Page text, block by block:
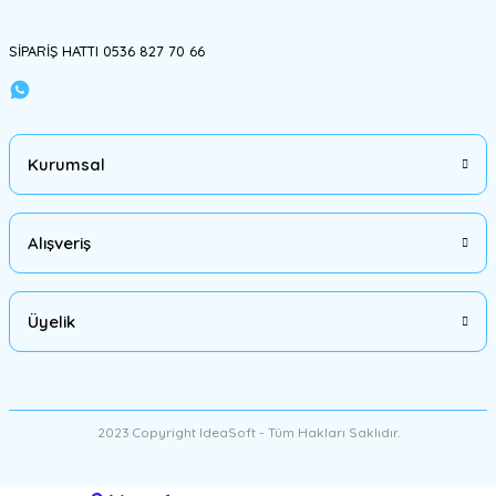
SİPARİŞ HATTI 0536 827 70 66
Kurumsal
Alışveriş
Üyelik
2023 Copyright IdeaSoft - Tüm Hakları Saklıdır.